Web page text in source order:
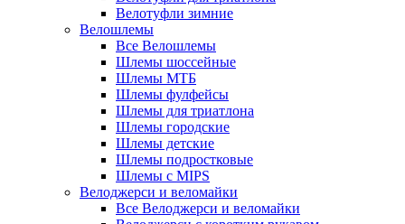
Велотуфли зимние
Велошлемы
Все Велошлемы
Шлемы шоссейные
Шлемы МТБ
Шлемы фулфейсы
Шлемы для триатлона
Шлемы городские
Шлемы детские
Шлемы подростковые
Шлемы с MIPS
Велоджерси и веломайки
Все Велоджерси и веломайки